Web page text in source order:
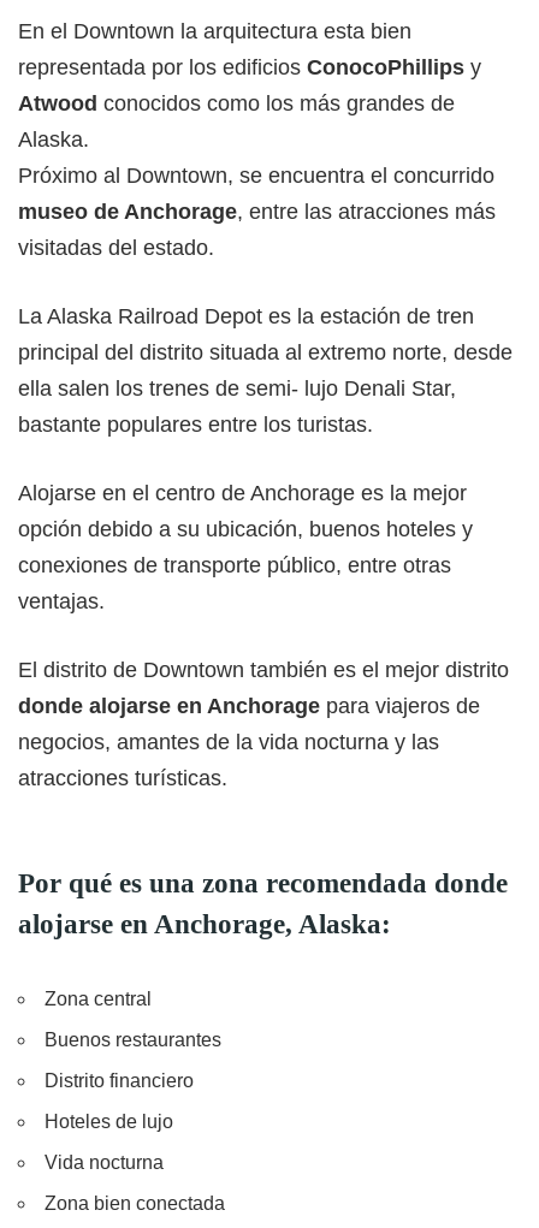
En el Downtown la arquitectura esta bien
representada por los edificios ConocoPhillips y
Atwood conocidos como los más grandes de
Alaska.
Próximo al Downtown, se encuentra el concurrido
museo de Anchorage, entre las atracciones más
visitadas del estado.
La Alaska Railroad Depot es la estación de tren
principal del distrito situada al extremo norte, desde
ella salen los trenes de semi- lujo Denali Star,
bastante populares entre los turistas.
Alojarse en el centro de Anchorage es la mejor
opción debido a su ubicación, buenos hoteles y
conexiones de transporte público, entre otras
ventajas.
El distrito de Downtown también es el mejor distrito
donde alojarse en Anchorage para viajeros de
negocios, amantes de la vida nocturna y las
atracciones turísticas.
Por qué es una zona recomendada donde
alojarse en Anchorage, Alaska:
Zona central
Buenos restaurantes
Distrito financiero
Hoteles de lujo
Vida nocturna
Zona bien conectada